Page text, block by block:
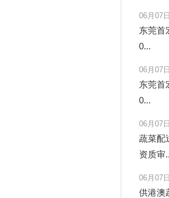
06月07
东莞首
0...
06月07
东莞首
0...
06月07
蔬菜配
资质审
06月07
供港澳